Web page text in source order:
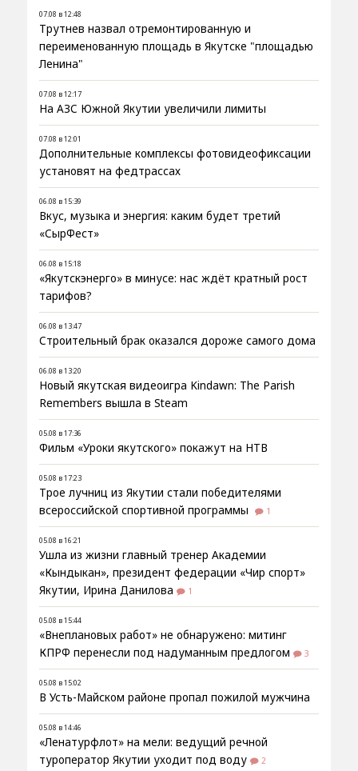
07.08 в 12:48
Трутнев назвал отремонтированную и
переименованную площадь в Якутске "площадью
Ленина"
07.08 в 12:17
На АЗС Южной Якутии увеличили лимиты
07.08 в 12:01
Дополнительные комплексы фотовидеофиксации
установят на федтрассах
06.08 в 15:39
Вкус, музыка и энергия: каким будет третий
«СырФест»
06.08 в 15:18
«Якутскэнерго» в минусе: нас ждёт кратный рост
тарифов?
06.08 в 13:47
Строительный брак оказался дороже самого дома
06.08 в 13:20
Новый якутская видеоигра Kindawn: The Parish
Remembers вышла в Steam
05.08 в 17:36
Фильм «Уроки якутского» покажут на НТВ
05.08 в 17:23
Трое лучниц из Якутии стали победителями
всероссийской спортивной программы
1
05.08 в 16:21
Ушла из жизни главный тренер Академии
«Кындыкан», президент федерации «Чир спорт»
Якутии, Ирина Данилова
1
05.08 в 15:44
«Внеплановых работ» не обнаружено: митинг
КПРФ перенесли под надуманным предлогом
3
05.08 в 15:02
В Усть-Майском районе пропал пожилой мужчина
05.08 в 14:46
«Ленатурфлот» на мели: ведущий речной
туроператор Якутии уходит под воду
2